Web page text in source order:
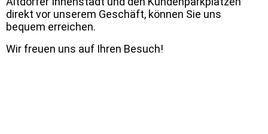
direkt vor unserem Geschäft, können Sie uns
bequem erreichen.
Wir freuen uns auf Ihren Besuch!